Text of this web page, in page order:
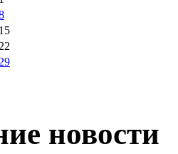
15
22
29
новости